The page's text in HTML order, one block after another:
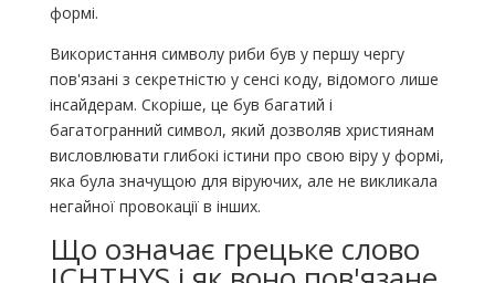
формі.
Використання символу риби був у першу чергу
пов'язані з секретністю у сенсі коду, відомого лише
інсайдерам. Скоріше, це був багатий і
багатогранний символ, який дозволяв християнам
висловлювати глибокі істини про свою віру у формі,
яка була значущою для віруючих, але не викликала
негайної провокації в інших.
Що означає грецьке слово